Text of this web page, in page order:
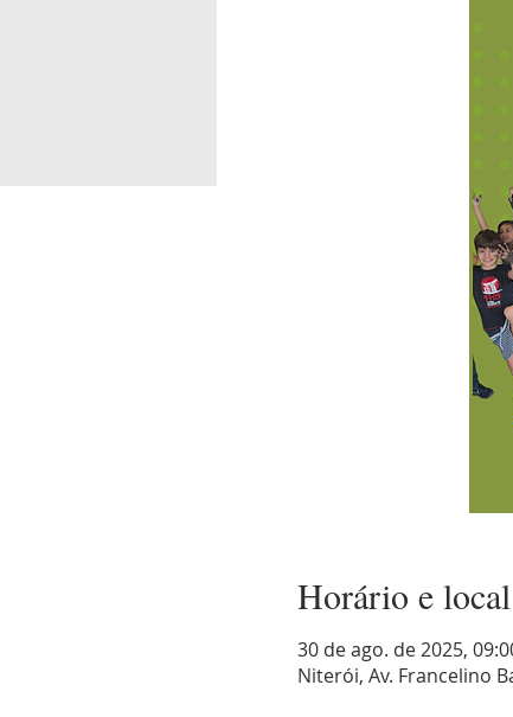
Horário e local
30 de ago. de 2025,
Niterói, Av. Francelino